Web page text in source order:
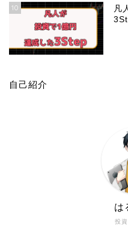
10
凡
自己紹介
投
は